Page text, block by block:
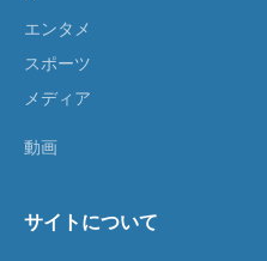
エンタメ
スポーツ
メディア
動画
サイトについて